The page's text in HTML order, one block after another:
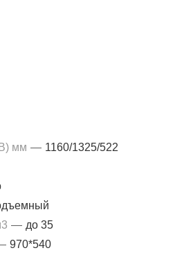
мм — 1160/1325/522
— до 35
970*540